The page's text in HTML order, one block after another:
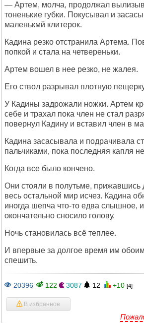
— Артем, молча, продолжал
тоненькие губки. Покусывал и
маленькмй клитерок.
Кадина резко отстранила Артема.
попкой и стала на четвереньки.
Артем вошел в нее резко, не жалея.
Его ствол разрывал плотную
У Кадины задрожали ножки. Артем
себе и трахал пока член не стал
повернул Кадину и вставил член в
Кадина засасывала и подрачивала
пальчиками, пока последняя капля
Когда все было кончено.
Они стояли в полутьме, прижавшись
весь остальной мир исчез. Кадина
иногда шепча что-то едва слышное,
окончательно сносило голову.
Ночь становилась всё теплее.
И впервые за долгое время им обоим
спешить.
20396 122 3087 12 +10 [4]
В избранное